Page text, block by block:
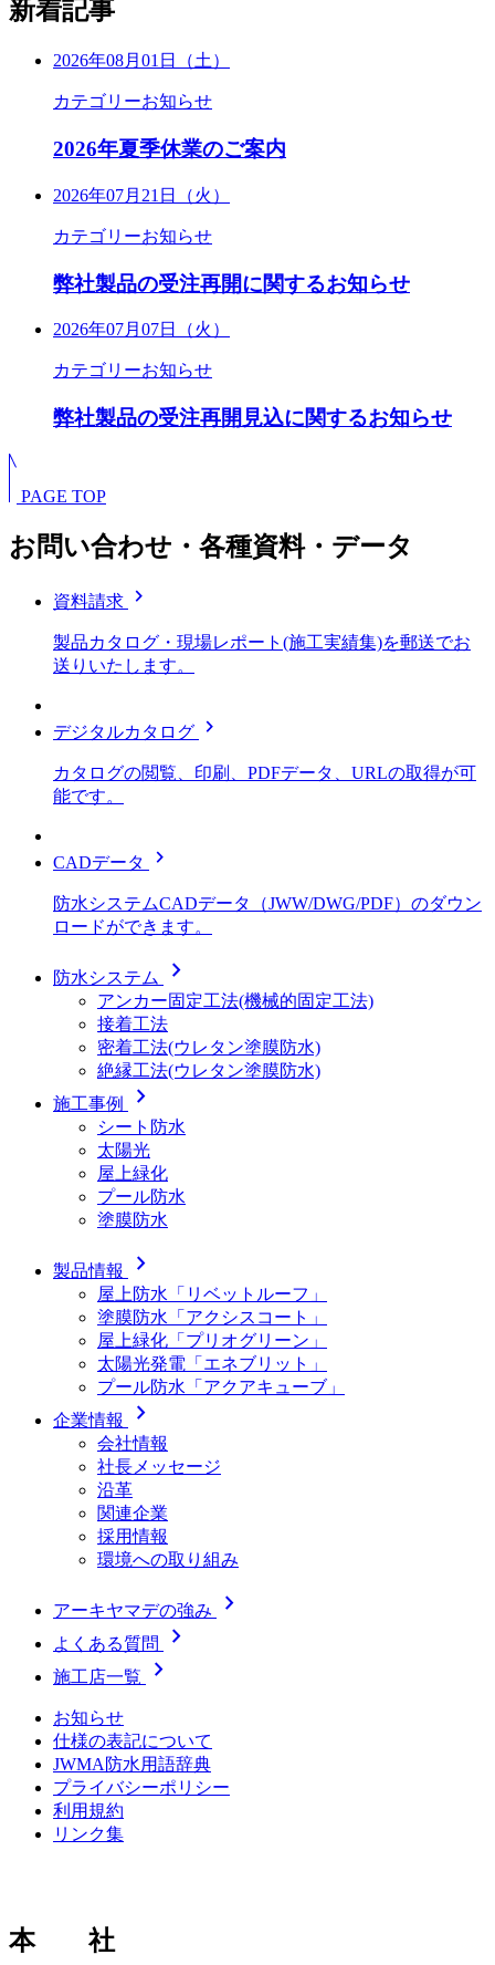
新着記事
2026年08月01日（土）
カテゴリーお知らせ
2026年夏季休業のご案内
2026年07月21日（火）
カテゴリーお知らせ
弊社製品の受注再開に関するお知らせ
2026年07月07日（火）
カテゴリーお知らせ
弊社製品の受注再開見込に関するお知らせ
PAGE TOP
お問い合わせ・各種資料・データ
資料請求 chevron_right
製品カタログ・現場レポート(施工実績集)を郵送でお
送りいたします。
デジタルカタログ chevron_right
カタログの閲覧、印刷、PDFデータ、URLの取得が可
能です。
CADデータ chevron_right
防水システムCADデータ（JWW/DWG/PDF）のダウン
ロードができます。
防水システム chevron_right
アンカー固定工法(機械的固定工法)
接着工法
密着工法(ウレタン塗膜防水)
絶縁工法(ウレタン塗膜防水)
施工事例
chevron_right
シート防水
太陽光
屋上緑化
プール防水
塗膜防水
製品情報 chevron_right
屋上防水「リベットルーフ」
塗膜防水「アクシスコート」
屋上緑化「プリオグリーン」
太陽光発電「エネブリット」
プール防水「アクアキューブ」
企業情報
chevron_right
会社情報
社長メッセージ
沿革
関連企業
採用情報
環境への取り組み
アーキヤマデの強み chevron_right
よくある質問 chevron_right
施工店一覧 chevron_right
お知らせ
仕様の表記について
JWMA防水用語辞典
プライバシーポリシー
利用規約
リンク集
本 社